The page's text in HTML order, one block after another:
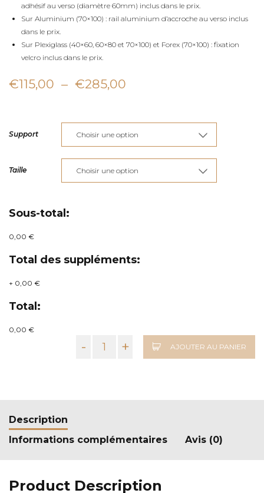
adhésif au verso (diamètre 60mm) inclus dans le prix.
Sur Aluminium (70×100) : rail aluminium d’accroche au verso inclus
dans le prix.
Sur Plexiglass (40×60, 60×80 et 70×100) et Forex (70×100) : fixation
velcro inclus dans le prix.
€115,00 – €285,00
prix :
€115,00
à
€285,00
Support
Taille
Sous-total:
0,00 €
Total des suppléments:
+ 0,00 €
Total:
0,00 €
- + AJOUTER AU PANIER
Description
Informations complémentaires
Avis (0)
Product Description